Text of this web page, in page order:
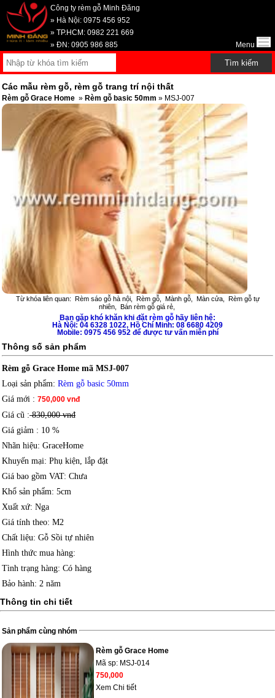
Công ty rèm gỗ Minh Đăng
» Hà Nội: 0975 456 952
» TP.HCM: 0982 221 669
» ĐN: 0905 986 885
Menu
Các mẫu rèm gỗ, rèm gỗ trang trí nội thất
Rèm gỗ Grace Home » Rèm gỗ basic 50mm » MSJ-007
Từ khóa liên quan: Rèm sáo gỗ hà nội, Rèm gỗ, Mành gỗ, Màn cửa, Rèm gỗ tự
nhiên, Bán rèm gỗ giá rẻ,
Bạn gặp khó khăn khi đặt rèm gỗ hãy liên hệ:
Hà Nội: 04 6328 1022, Hồ Chí Minh: 08 6680 4209
Mobile: 0975 456 952 để được tư vấn miễn phí
Thông số sản phẩm
Rèm gỗ Grace Home mã MSJ-007
Loại sản phẩm: Rèm gỗ basic 50mm
Giá mới : 750,000 vnđ
Giá cũ :830,000 vnđ
Giá giảm : 10 %
Nhãn hiệu: GraceHome
Khuyến mại: Phụ kiện, lắp đặt
Giá bao gồm VAT: Chưa
Khổ sản phẩm: 5cm
Xuất xứ: Nga
Giá tính theo: M2
Chất liệu: Gỗ Sồi tự nhiên
Hình thức mua hàng:
Tình trạng hàng: Có hàng
Bảo hành: 2 năm
Thông tin chi tiết
Sản phẩm cùng nhóm
Rèm gỗ Grace Home
Mã sp: MSJ-014
750,000
Xem Chi tiết